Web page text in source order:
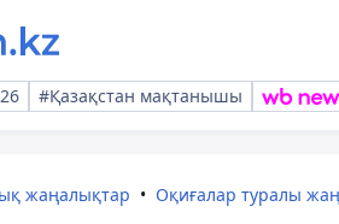
#Қазақстан мақтанышы
жаңалықтар Оқиғалар туралы